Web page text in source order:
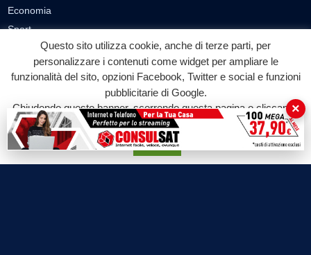
Economia
Sport
VIDEO
Video Cronaca
Video Politica
Video Attualità
Video Economia
Questo sito utilizza cookie, anche di terze parti, per
personalizzare i contenuti come widget per ampliare le
funzionalità del sito, opzioni Facebook, Twitter e social e funzioni
pubblicitarie di Google.
Chiudendo questo banner, scorrendo questa pagina o cliccando
su qualunque suo elemento acconsenti all'uso dei cookie.
Accetta
×